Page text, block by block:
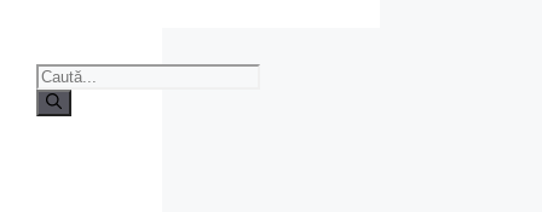
Caută
după: